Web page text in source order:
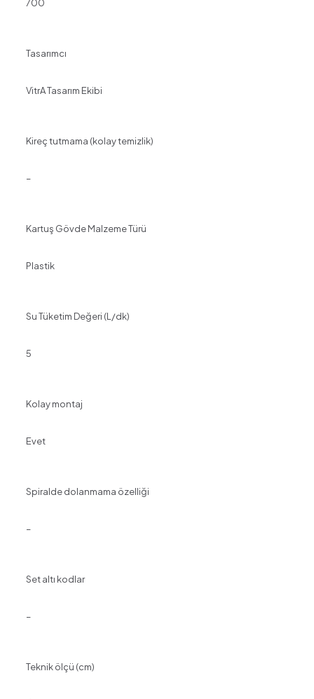
700
Tasarımcı
VitrA Tasarım Ekibi
Kireç tutmama (kolay temizlik)
–
Kartuş Gövde Malzeme Türü
Plastik
Su Tüketim Değeri (L/dk)
5
Kolay montaj
Evet
Spiralde dolanmama özelliği
–
Set altı kodlar
–
Teknik ölçü (cm)